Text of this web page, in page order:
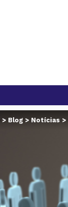
> Blog > Notícias >